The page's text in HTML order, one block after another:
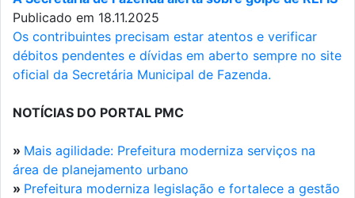
Publicado em 18.11.2025
Os contribuintes precisam estar atentos e verificar
débitos pendentes e dívidas em aberto sempre no site
oficial da Secretária Municipal de Fazenda.
NOTÍCIAS DO PORTAL PMC
» Mais agilidade: Prefeitura moderniza serviços na
área de planejamento urbano
» Prefeitura moderniza legislação e fortalece a gestão